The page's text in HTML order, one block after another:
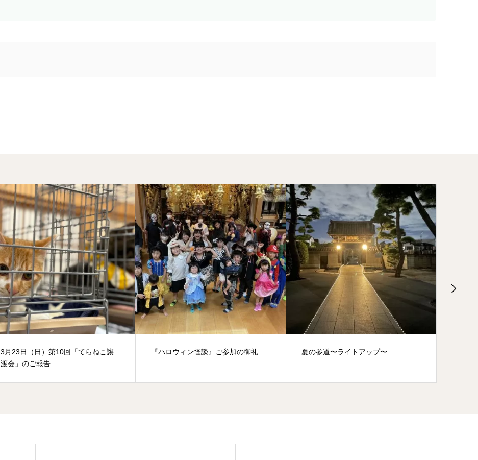
3月23日（日）第10回「てらねこ譲
渡会」のご報告
『ハロウィン怪談』ご参加の御礼 夏の参道〜ライトアップ〜